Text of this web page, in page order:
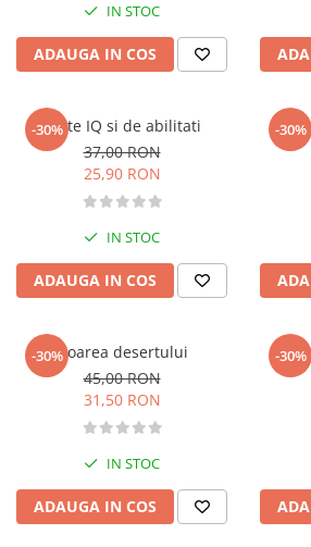
Science Fiction
Young adult
Filologie, Filosofie
Filologie
Filosofie
Filosofie, Stiinte
Gastronomie
Bauturi si cocktailuri
Carti de bucate
Conservarea si pastrarea
alimentelor
Ghiduri de calatorie, harti
Animale de companie
IN STOC
ADAUGA IN COS
-30%
Teste IQ si de abilitati
37,00 RON
25,90 RON
IN STOC
ADAUGA IN COS
-30%
-30%Floarea desertului
45,00 RON
31,50 RON
IN STOC
ADAUGA IN COS
-30%